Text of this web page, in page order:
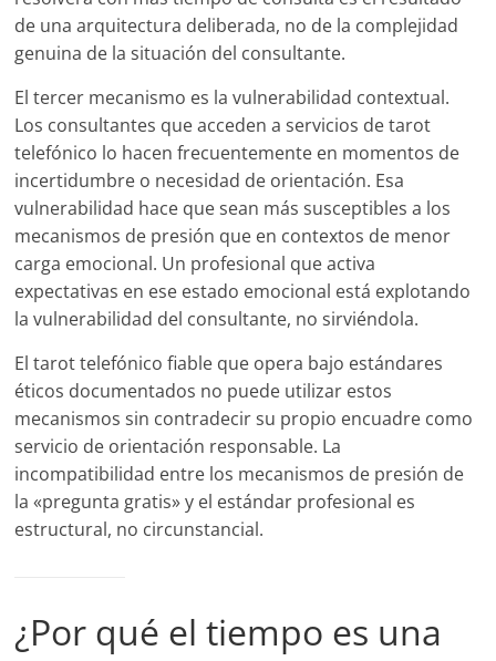
de una arquitectura deliberada, no de la complejidad
genuina de la situación del consultante.
El tercer mecanismo es la vulnerabilidad contextual.
Los consultantes que acceden a servicios de tarot
telefónico lo hacen frecuentemente en momentos de
incertidumbre o necesidad de orientación. Esa
vulnerabilidad hace que sean más susceptibles a los
mecanismos de presión que en contextos de menor
carga emocional. Un profesional que activa
expectativas en ese estado emocional está explotando
la vulnerabilidad del consultante, no sirviéndola.
El tarot telefónico fiable que opera bajo estándares
éticos documentados no puede utilizar estos
mecanismos sin contradecir su propio encuadre como
servicio de orientación responsable. La
incompatibilidad entre los mecanismos de presión de
la «pregunta gratis» y el estándar profesional es
estructural, no circunstancial.
¿Por qué el tiempo es una